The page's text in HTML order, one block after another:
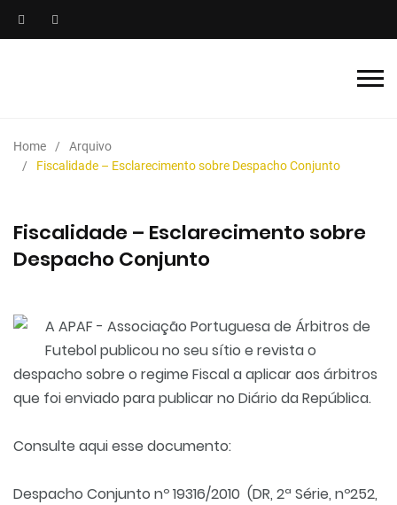
Home
Arquivo
Fiscalidade – Esclarecimento sobre Despacho Conjunto
Fiscalidade – Esclarecimento sobre
Despacho Conjunto
A APAF - Associação Portuguesa de Árbitros de
Futebol publicou no seu sítio e revista o
despacho sobre o regime Fiscal a aplicar aos árbitros
que foi enviado para publicar no Diário da República.
Consulte aqui esse documento:
Despacho Conjunto nº 19316/2010 (DR, 2ª Série, nº252,